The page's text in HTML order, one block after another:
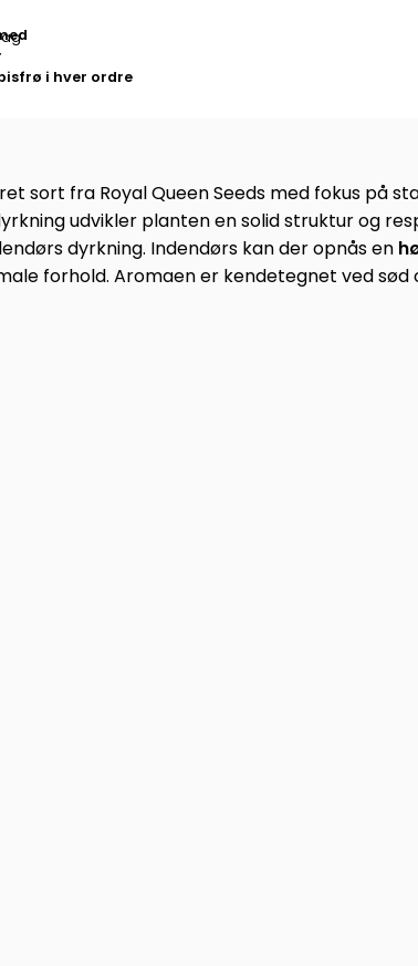
i hver ordre
sort fra Royal Queen Seeds med fokus på
udvikler planten en solid struktur og
dyrkning. Indendørs kan der opnås en
forhold. Aromaen er kendetegnet ved sød